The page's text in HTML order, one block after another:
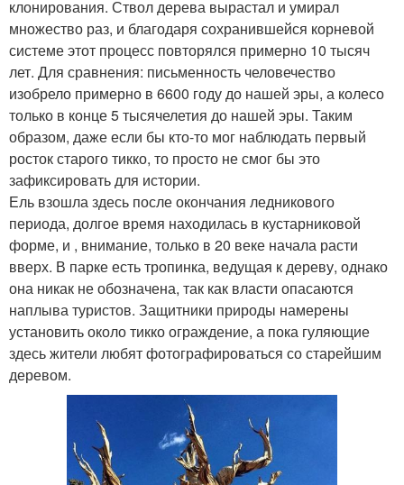
клонирования. Ствол дерева вырастал и умирал
множество раз, и благодаря сохранившейся корневой
системе этот процесс повторялся примерно 10 тысяч
лет. Для сравнения: письменность человечество
изобрело примерно в 6600 году до нашей эры, а колесо
только в конце 5 тысячелетия до нашей эры. Таким
образом, даже если бы кто-то мог наблюдать первый
росток старого тикко, то просто не смог бы это
зафиксировать для истории.
Ель взошла здесь после окончания ледникового
периода, долгое время находилась в кустарниковой
форме, и , внимание, только в 20 веке начала расти
вверх. В парке есть тропинка, ведущая к дереву, однако
она никак не обозначена, так как власти опасаются
наплыва туристов. Защитники природы намерены
установить около тикко ограждение, а пока гуляющие
здесь жители любят фотографироваться со старейшим
деревом.